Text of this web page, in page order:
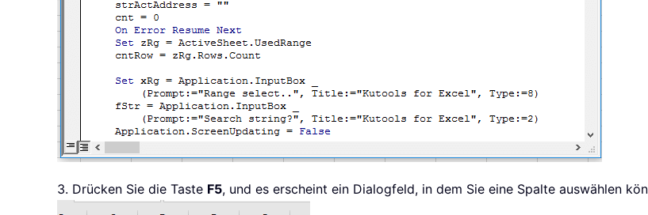
            yRg
.
            fbool
            strActAddress
=
Exit Sub
Else
End If
Next yRg
3. Drücken Sie die Taste F5, und es erscheint ein Dialogfeld, in dem Sie eine Spalte auswählen